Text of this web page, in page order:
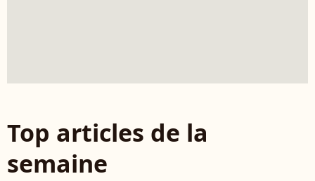
Top articles de la
semaine